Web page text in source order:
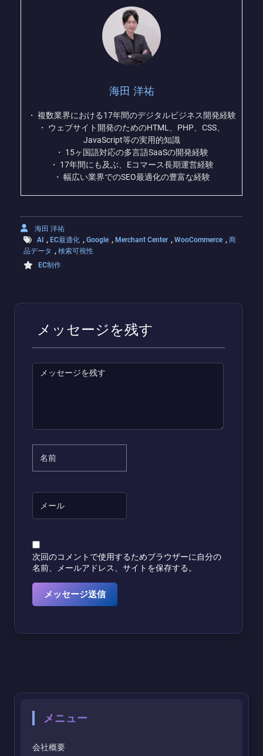
海田 洋祐
・ 複数業界における17年間のデジタルビジネス開発経験
・ ウェブサイト開発のためのHTML、PHP、CSS、
JavaScript等の実用的知識
・ 15ヶ国語対応の多言語SaaSの開発経験
・ 17年間にも及ぶ、Eコマース長期運営経験
・ 幅広い業界でのSEO最適化の豊富な経験
海田 洋祐
AI , EC最適化 , Google , Merchant Center , WooCommerce , 商
品データ , 検索可視性
EC制作
メッセージを残す
次回のコメントで使用するためブラウザーに自分の
名前、メールアドレス、サイトを保存する。
メニュー
会社概要